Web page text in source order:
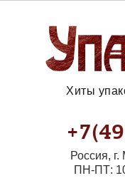
Хиты
Россия,
ПН-ПТ: